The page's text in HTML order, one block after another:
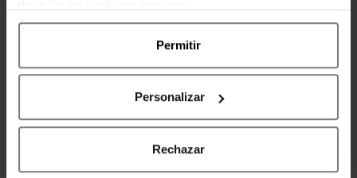
Permitir
Personalizar
Rechazar